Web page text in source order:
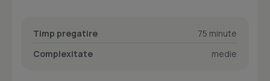
Timp pregatire
75 minute
Complexitate
medie